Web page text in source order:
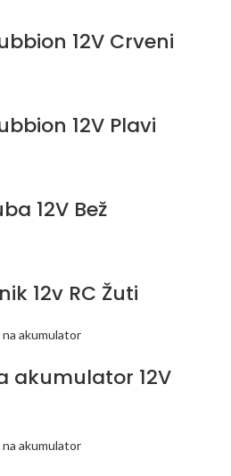
12V Crveni
12V Plavi
12V Bež
12v RC Žuti
na akumulator
akumulator 12V
na akumulator